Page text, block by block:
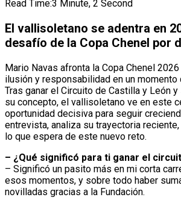
Read Time:3 Minute, 2 Second
El vallisoletano se adentra en
desafío de la Copa Chenel por
Mario Navas afronta la Copa Chenel
ilusión y responsabilidad en un momento
Tras ganar el Circuito de Castilla y León
su concepto, el vallisoletano ve en este
oportunidad decisiva para seguir
entrevista, analiza su trayectoria
lo que espera de este nuevo reto.
– ¿Qué significó para ti ganar el
– Significó un pasito más en mi corta
esos momentos, y sobre todo haber
novilladas gracias a la Fundación.